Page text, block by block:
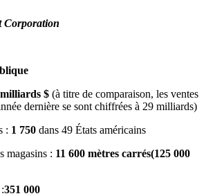
Corporation
$ (à titre de comparaison, les ventes
dernière se sont chiffrées à 29 milliards)
: 1 750 dans 49 États américains
magasins : 11 600 mètres carrés(125 000
351 000